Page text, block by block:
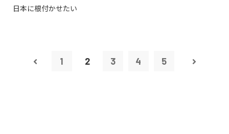
日本に根付かせたい
1 2 3 4 5